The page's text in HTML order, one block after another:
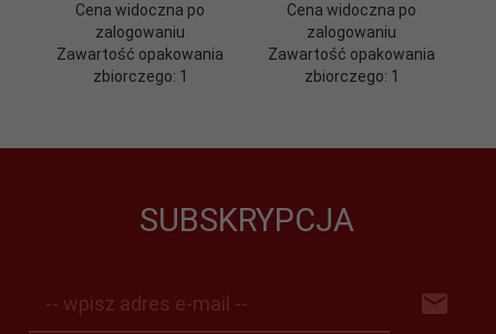
Cena widoczna po
zalogowaniu
Zawartość opakowania
zbiorczego: 1
Cena widoczna po
zalogowaniu
Zawartość opakowania
zbiorczego: 1
SUBSKRYPCJA
-- wpisz adres e-mail --